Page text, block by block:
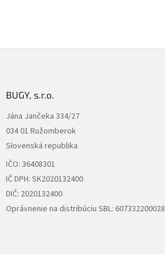
BUGY, s.r.o.
Jána Jančeka 334/27
034 01 Ružomberok
Slovenská republika
IČO: 36408301
IČ DPH: SK2020132400
DIČ: 2020132400
Oprávnenie na distribúciu SBL: 607332200028